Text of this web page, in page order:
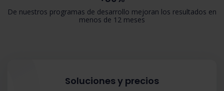
De nuestros programas de desarrollo mejoran los resultados en
menos de 12 meses
Soluciones y precios